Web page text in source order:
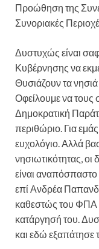
Προώθηση της
Συνοριακές
Δυστυχώς είναι
Κυβέρνησης να
Θυσιάζουν τα νησιά
Οφείλουμε να τους
Δημοκρατική
περιθώριο. Για
ευχολόγιο. Αλλά
νησιωτικότητας, οι
είναι αναπόσπαστο
επί Ανδρέα
καθεστώς του ΦΠΑ
κατάργησή του.
και εδώ εξαπάτησε